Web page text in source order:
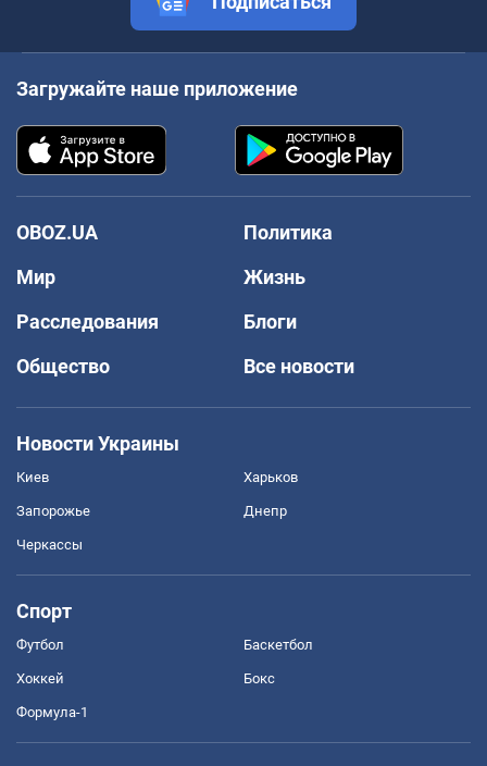
Загружайте наше приложение
OBOZ.UA
Политика
Мир
Жизнь
Расследования
Блоги
Общество
Все новости
Новости Украины
Киев Харьков
Запорожье Днепр
Черкассы
Спорт
Футбол Баскетбол
Хоккей Бокс
Формула-1